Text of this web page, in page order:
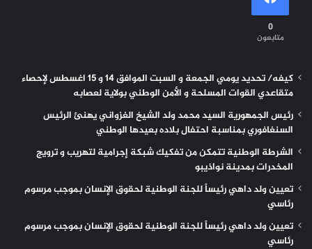
0
متابعون
كيفه/ تحديد يومي الجمعة و السبت الموافق 14 و 15 اغسطس لإحصاء
متقاعدي القوات المسلحة و الأمن الوطني بولاية لعصابه
رئيس الجمهورية السيد محمد ولد الشيخ الغزواني يهنئ الرئيس
السنغافوري بمناسبة احتفال بلاده بعيدها الوطني
الشرطة الوطنية تتمكن من تفكيك شبكة إجرامية لتهريب و ترويج
المخدرات بمدينة نواذيبو
تعيين ولد داهي رئيساً للجنة الوطنية لحقوق الإنسان بموجب مرسوم
رئاسي
تعيين ولد داهي رئيساً للجنة الوطنية لحقوق الإنسان بموجب مرسوم
رئاسي